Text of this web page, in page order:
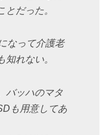
だった。
なって介護老
知れない。
バッハのマタ
も用意してあ